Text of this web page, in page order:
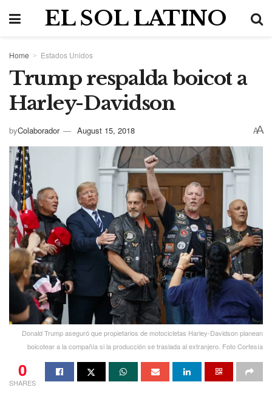
EL SOL LATINO
Home Estados Unidos
Trump respalda boicot a
Harley-Davidson
byColaborador August 15, 2018 AA
Donald Trump aseguró que propietarios de motocicletas Harley-Davidson planean
boicotear a la compañía si la producción se traslada al extranjero. Foto Cortesía
0
SHARES